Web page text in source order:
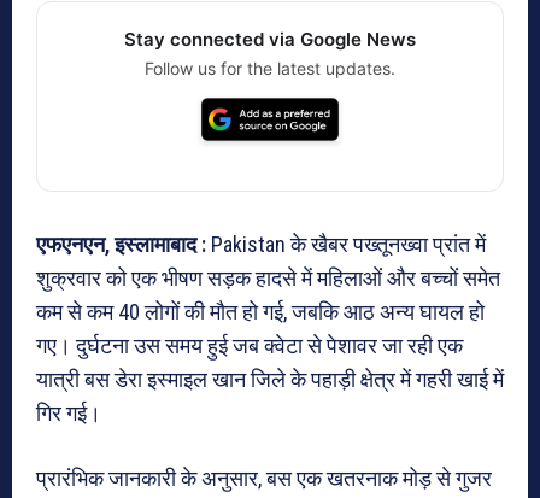
Stay connected via Google News
Follow us for the latest updates.
एफएनएन, इस्लामाबाद : Pakistan के खैबर पख्तूनख्वा प्रांत में
शुक्रवार को एक भीषण सड़क हादसे में महिलाओं और बच्चों समेत
कम से कम 40 लोगों की मौत हो गई, जबकि आठ अन्य घायल हो
गए। दुर्घटना उस समय हुई जब क्वेटा से पेशावर जा रही एक
यात्री बस डेरा इस्माइल खान जिले के पहाड़ी क्षेत्र में गहरी खाई में
गिर गई।
प्रारंभिक जानकारी के अनुसार, बस एक खतरनाक मोड़ से गुजर